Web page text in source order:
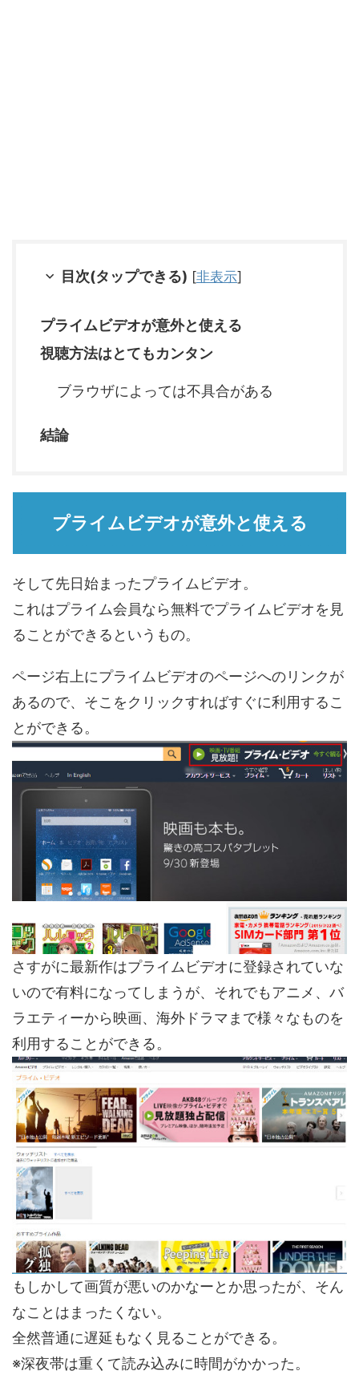
目次(タップできる) [非表示]
プライムビデオが意外と使える
視聴方法はとてもカンタン
ブラウザによっては不具合がある
結論
プライムビデオが意外と使える
そして先日始まったプライムビデオ。
これはプライム会員なら無料でプライムビデオを見
ることができるというもの。
ページ右上にプライムビデオのページへのリンクが
あるので、そこをクリックすればすぐに利用するこ
とができる。
さすがに最新作はプライムビデオに登録されていな
いので有料になってしまうが、それでもアニメ、バ
ラエティーから映画、海外ドラマまで様々なものを
利用することができる。
もしかして画質が悪いのかなーとか思ったが、そん
なことはまったくない。
全然普通に遅延もなく見ることができる。
※深夜帯は重くて読み込みに時間がかかった。